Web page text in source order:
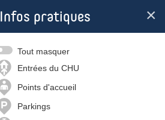
Infos pratiques ×
Infos pratiques
Tout masquer
Entrées du CHU
Points d'accueil
Parkings